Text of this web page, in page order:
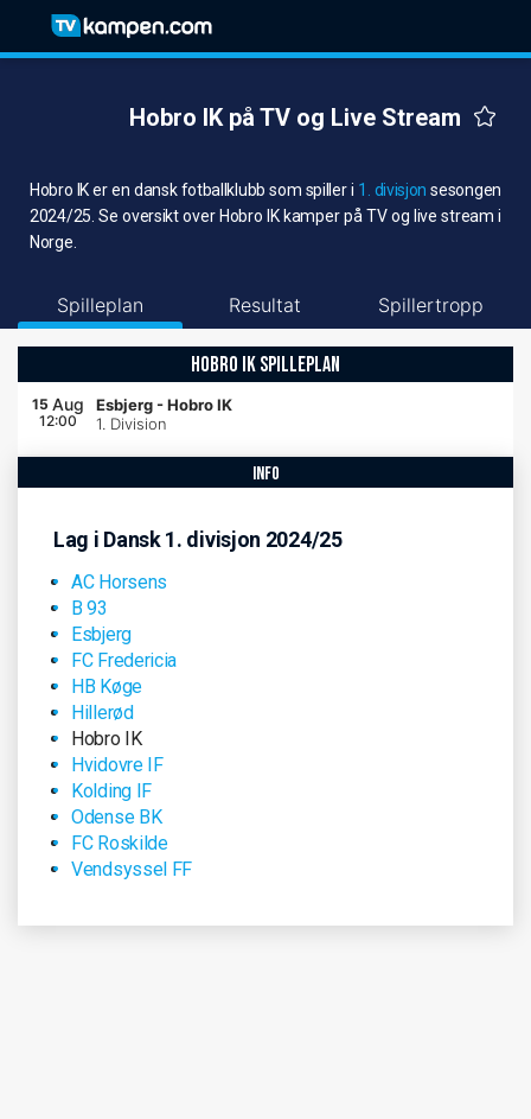
Hobro IK på TV og Live Stream
Hobro IK er en dansk fotballklubb som spiller i 1. divisjon sesongen
2024/25. Se oversikt over Hobro IK kamper på TV og live stream i
Norge.
Spilleplan Resultat Spillertropp
HOBRO IK SPILLEPLAN
15 Aug
12:00
Esbjerg -Hobro IK
1. Division
info
Lag i Dansk 1. divisjon 2024/25
AC Horsens
B 93
Esbjerg
FC Fredericia
HB Køge
Hillerød
Hobro IK
Hvidovre IF
Kolding IF
Odense BK
FC Roskilde
Vendsyssel FF